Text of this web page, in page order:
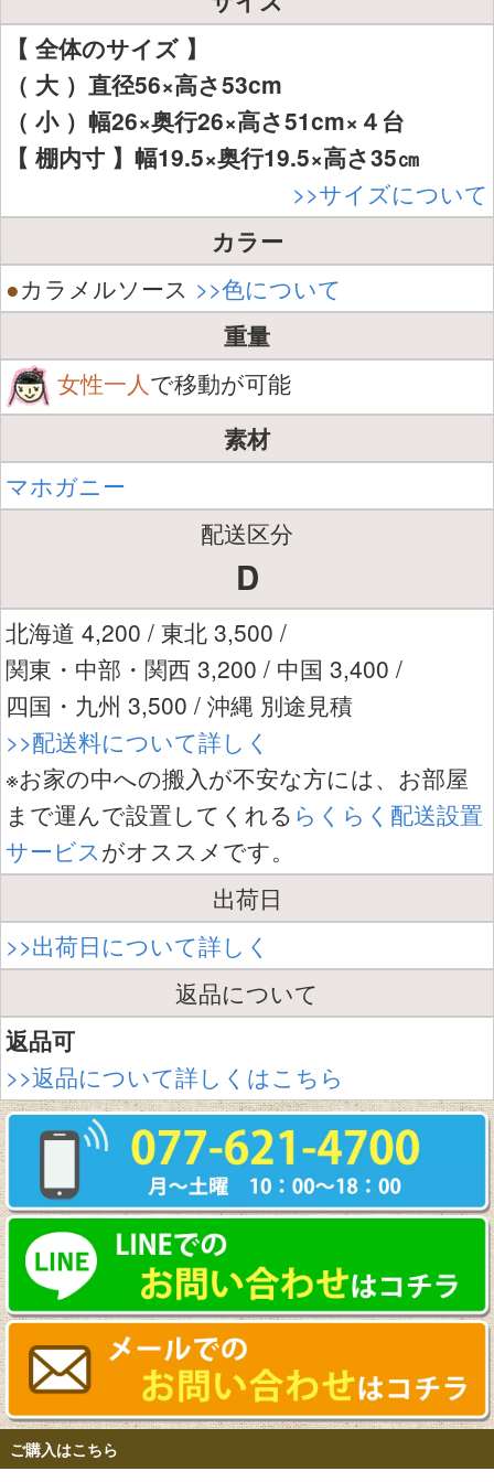
【 全体のサイズ 】
（ 大 ）直径56×高さ53cm
（ 小 ）幅26×奥行26×高さ51cm×４台
【 棚内寸 】幅19.5×奥行19.5×高さ35㎝
>>サイズについて
カラー
●カラメルソース >>色について
重量
女性一人で移動が可能
素材
マホガニー
配送区分
D
北海道 4,200 / 東北 3,500 /
関東・中部・関西 3,200 / 中国 3,400 /
四国・九州 3,500 / 沖縄 別途見積
>>配送料について詳しく
※お家の中への搬入が不安な方には、お部屋
まで運んで設置してくれる らくらく配送設置
サービスがオススメです。
出荷日
>>出荷日について詳しく
返品について
返品可
>>返品について詳しくはこちら
ご購入はこちら